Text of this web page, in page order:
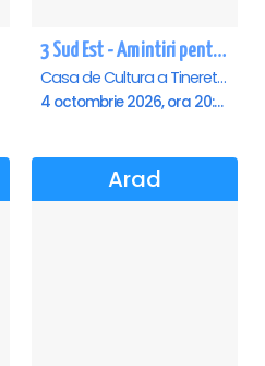
3 Sud Est - Amintiri pentru o viata - Slatina
Casa de Cultura a Tineretului, Slatina
4 octombrie 2026, ora 20:00
Arad